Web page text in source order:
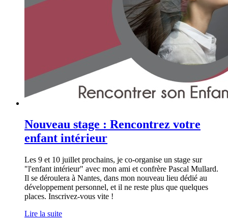
Nouveau stage : Rencontrez votre
enfant intérieur
Les 9 et 10 juillet prochains, je co-organise un stage sur
"l'enfant intérieur" avec mon ami et confrère Pascal Mullard.
Il se déroulera à Nantes, dans mon nouveau lieu dédié au
développement personnel, et il ne reste plus que quelques
places. Inscrivez-vous vite !
Lire la suite